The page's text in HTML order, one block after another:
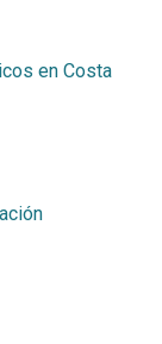
en Costa